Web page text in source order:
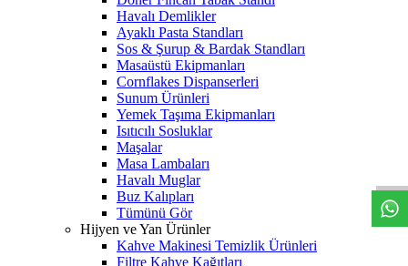
Havalı Demlikler
Ayaklı Pasta Standları
Sos & Şurup & Bardak Standları
Masaüstü Ekipmanları
Cornflakes Dispanserleri
Sunum Ürünleri
Yemek Taşıma Ekipmanları
Isıtıcılı Sosluklar
Maşalar
Masa Lambaları
Havalı Muglar
Buz Kalıpları
Tümünü Gör
Hijyen ve Yan Ürünler
Kahve Makinesi Temizlik Ürünleri
Filtre Kahve Kağıtları